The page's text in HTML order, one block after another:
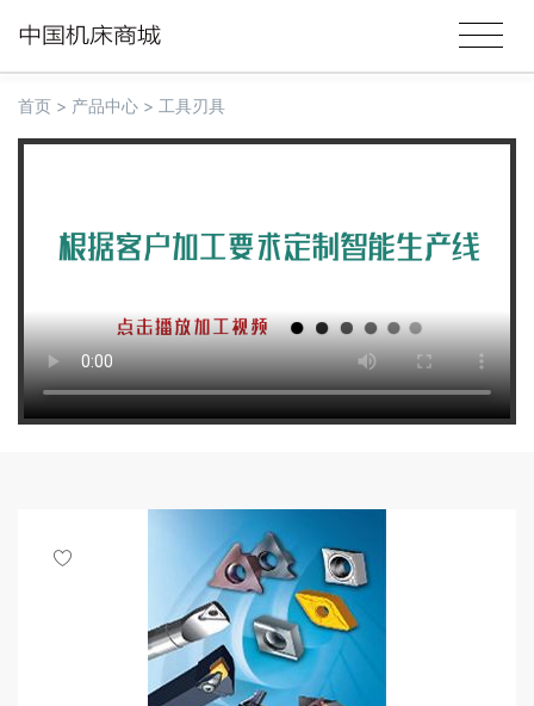
首页 > 产品中心 > 工具刃具